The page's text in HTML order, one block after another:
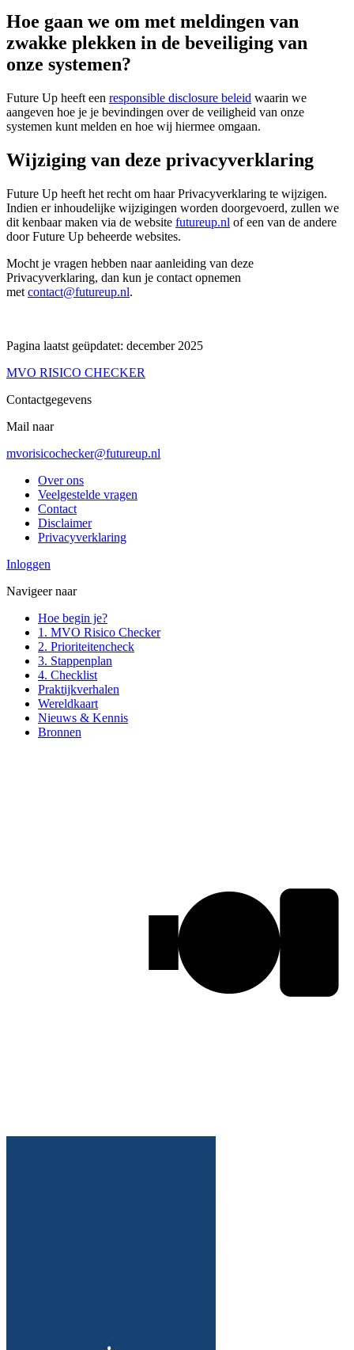
Hoe gaan we om met meldingen van
zwakke plekken in de beveiliging van
onze systemen?
Future Up heeft een responsible disclosure beleid waarin we
aangeven hoe je je bevindingen over de veiligheid van onze
systemen kunt melden en hoe wij hiermee omgaan.
Wijziging van deze privacyverklaring
Future Up heeft het recht om haar Privacyverklaring te wijzigen.
Indien er inhoudelijke wijzigingen worden doorgevoerd, zullen we
dit kenbaar maken via de website futureup.nl of een van de andere
door Future Up beheerde websites.
Mocht je vragen hebben naar aanleiding van deze
Privacyverklaring, dan kun je contact opnemen
met contact@futureup.nl.
Pagina laatst geüpdatet: december 2025
MVO RISICO CHECKER
Contactgegevens
Mail naar
mvorisicochecker@futureup.nl
Over ons
Veelgestelde vragen
Contact
Disclaimer
Privacyverklaring
Inloggen
Navigeer naar
Hoe begin je?
1. MVO Risico Checker
2. Prioriteitencheck
3. Stappenplan
4. Checklist
Praktijkverhalen
Wereldkaart
Nieuws & Kennis
Bronnen